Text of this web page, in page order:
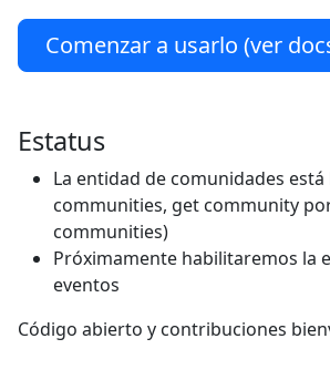
Comenzar a usarlo (ver
Estatus
La entidad de comunidades
communities, get community
communities)
Próximamente habilitaremos la
eventos
Código abierto y contribuciones